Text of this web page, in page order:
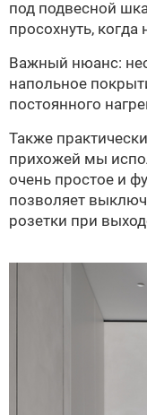
под подвесной
просохнуть, когда
Важный нюанс:
напольное
постоянного
Также
прихожей мы
очень простое и
позволяет
розетки при